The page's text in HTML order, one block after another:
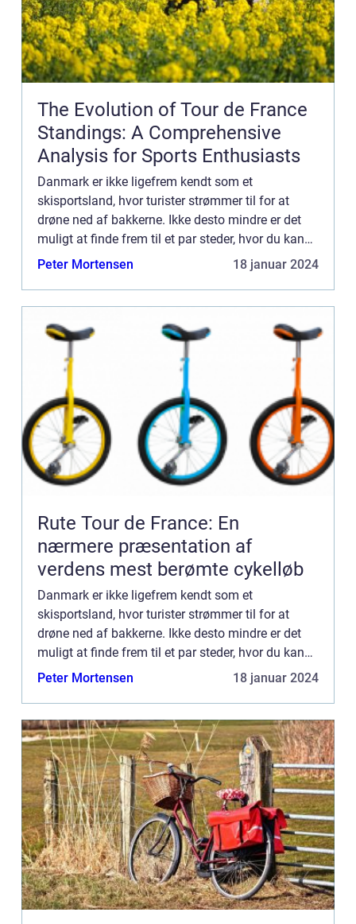
The Evolution of Tour de France
Standings: A Comprehensive
Analysis for Sports Enthusiasts
Danmark er ikke ligefrem kendt som et
skisportsland, hvor turister strømmer til for at
drøne ned af bakkerne. Ikke desto mindre er det
muligt at finde frem til et par steder, hvor du kan
få alpine fornemmelser, hvis du ikke har ti...
Peter Mortensen 18 januar 2024
Rute Tour de France: En
nærmere præsentation af
verdens mest berømte cykelløb
Danmark er ikke ligefrem kendt som et
skisportsland, hvor turister strømmer til for at
drøne ned af bakkerne. Ikke desto mindre er det
muligt at finde frem til et par steder, hvor du kan
få alpine fornemmelser, hvis du ikke har ti...
Peter Mortensen 18 januar 2024